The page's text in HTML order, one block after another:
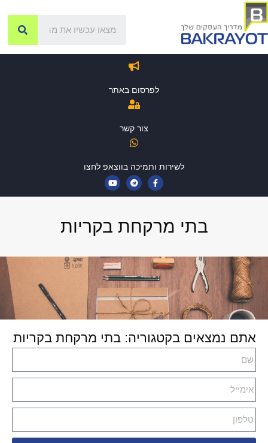
לפרסום באתר
צור קשר
לשירות ותמיכה בווצאפ לחצו
בתי מרקחת בקריות
אתם נמצאים בקטגוריה: בתי מרקחת בקריות